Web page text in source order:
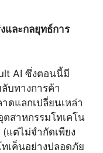
และกลยุทธ์การ
AI ซึ่งตอนนี้มี
บทางการค้า
ดแลกเปลี่ยนเหล่า
สาหกรรมโทเคโน
แต่ไม่จำกัดเพียง
เค็นอย่างปลอดภัย